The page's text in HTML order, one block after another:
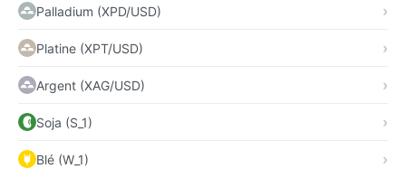
Palladium (XPD/USD)
Platine (XPT/USD)
Argent (XAG/USD)
Soja (S_1)
Blé (W_1)